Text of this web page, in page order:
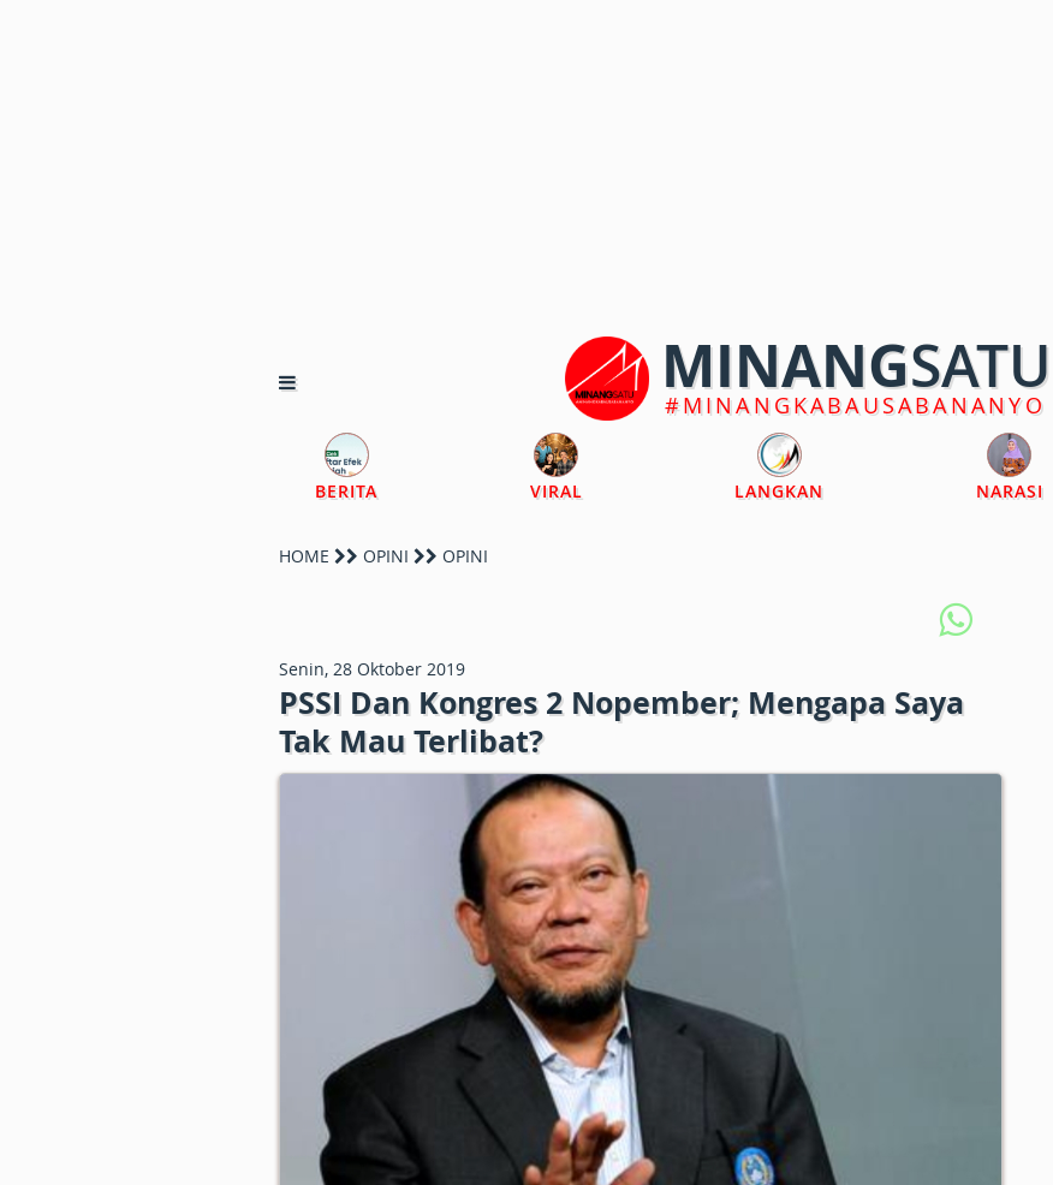
MINANGSATU
#MINANGKABAUSABANANYO
BERITA VIRAL LANGKAN NARASI
HOME OPINI OPINI
Senin, 28 Oktober 2019
PSSI Dan Kongres 2 Nopember; Mengapa Saya
Tak Mau Terlibat?